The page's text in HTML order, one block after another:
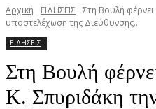
Αρχική ΕΙΔΗΣΕΙΣ
Στη Βουλή
υποστελέχωση της Διεύθυνσης...
ΕΙΔΗΣΕΙΣ
Στη Βουλή
Κ. Σπυριδάκη